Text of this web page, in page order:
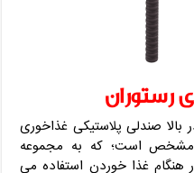
رستوران
صندلی پلاستیکی غذاخوری
مشخص است؛ که به مجموعه
غذا خوردن استفاده می